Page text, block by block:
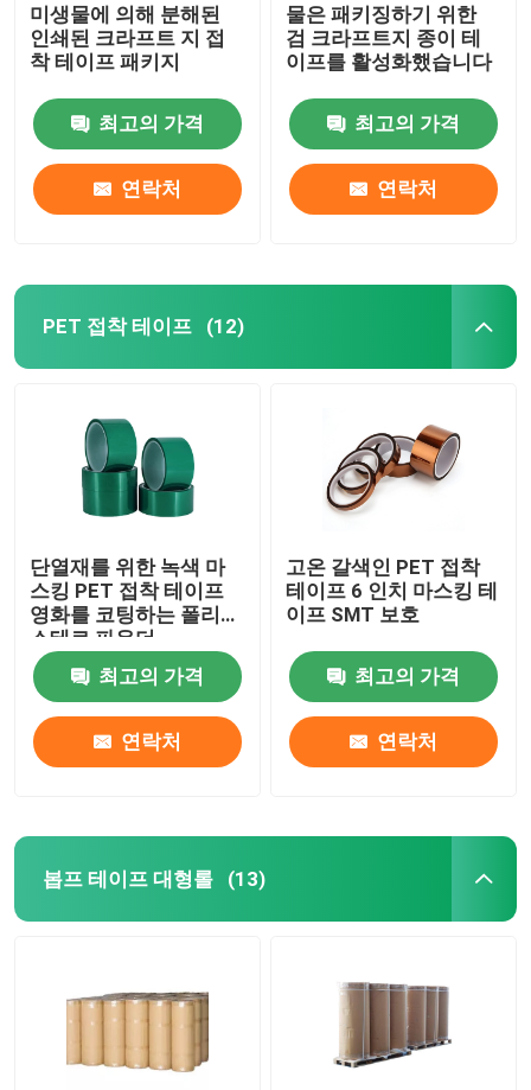
미생물에 의해 분해된
인쇄된 크라프트 지 접
착 테이프 패키지
최고의 가격
연락처
물은 패키징하기 위한
검 크라프트지 종이 테
이프를 활성화했습니다
최고의 가격
연락처
PET 접착 테이프 (12)
단열재를 위한 녹색 마
스킹 PET 접착 테이프
영화를 코팅하는 폴리에
스테르 파우더
최고의 가격
연락처
고온 갈색인 PET 접착
테이프 6 인치 마스킹 테
이프 SMT 보호
최고의 가격
연락처
봅프 테이프 대형롤 (13)